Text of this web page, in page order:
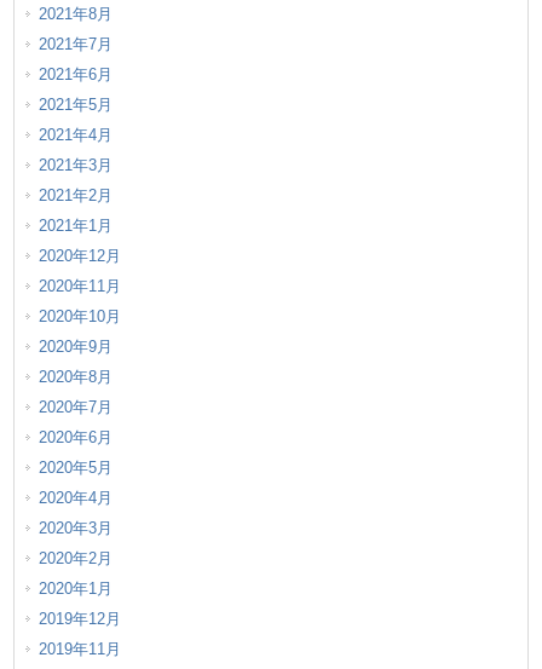
2021年8月
2021年7月
2021年6月
2021年5月
2021年4月
2021年3月
2021年2月
2021年1月
2020年12月
2020年11月
2020年10月
2020年9月
2020年8月
2020年7月
2020年6月
2020年5月
2020年4月
2020年3月
2020年2月
2020年1月
2019年12月
2019年11月